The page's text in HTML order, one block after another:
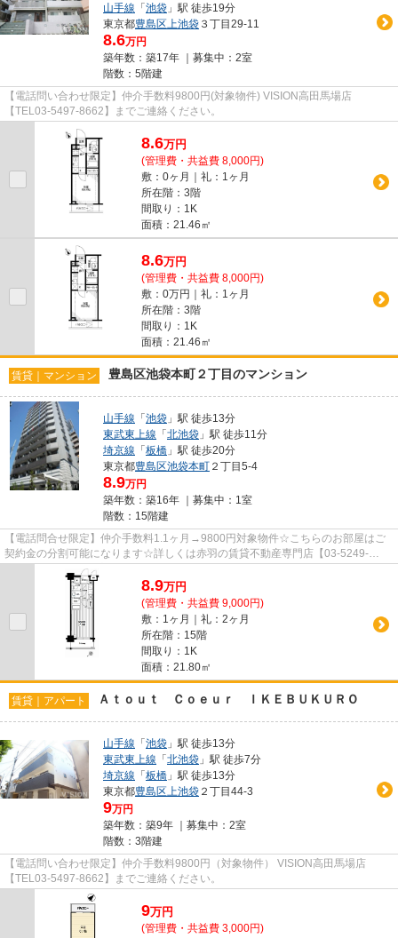
山手線 「池袋 」駅 徒歩19分
東京都豊島区上池袋 ３丁目29-11
8.6万円
築年数：築17年 ｜募集中： 2室
階数：5階建
【電話問い合わせ限定】仲介手数料9800円(対象物件) VISION高田馬場店
【TEL03-5497-8662】までご連絡ください。
8.6万円
(管理費・共益費 8,000円)
敷：0ヶ月｜礼：1ヶ月
所在階：3階
間取り：1K
面積：21.46㎡
8.6万円
(管理費・共益費 8,000円)
敷：0万円｜礼：1ヶ月
所在階：3階
間取り：1K
面積：21.46㎡
賃貸｜マンション 豊島区池袋本町２丁目のマンション
山手線 「池袋 」駅 徒歩13分
東武東上線 「北池袋 」駅 徒歩11分
埼京線 「板橋 」駅 徒歩20分
東京都豊島区池袋本町 ２丁目5-4
8.9万円
築年数：築16年 ｜募集中： 1室
階数：15階建
【電話問合せ限定】仲介手数料1.1ヶ月→9800円対象物件☆こちらのお部屋はご
契約金の分割可能になります☆詳しくは赤羽の賃貸不動産専門店【03-5249-
4177】VISION赤羽店までご連絡下さい...
8.9万円
(管理費・共益費 9,000円)
敷：1ヶ月｜礼：2ヶ月
所在階：15階
間取り：1K
面積：21.80㎡
賃貸｜アパート Ａｔｏｕｔ Ｃｏｅｕｒ ＩＫＥＢＵＫＵＲＯ
山手線 「池袋 」駅 徒歩13分
東武東上線 「北池袋 」駅 徒歩7分
埼京線 「板橋 」駅 徒歩13分
東京都豊島区上池袋 ２丁目44-3
9万円
築年数：築9年 ｜募集中： 2室
階数：3階建
【電話問い合わせ限定】仲介手数料9800円（対象物件） VISION高田馬場店
【TEL03-5497-8662】までご連絡ください。
9万円
(管理費・共益費 3,000円)